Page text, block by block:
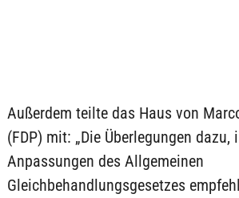
Außerdem teilte das Haus von
(FDP) mit: „Die Überlegungen
Anpassungen des Allgemeinen
Gleichbehandlungsgesetzes